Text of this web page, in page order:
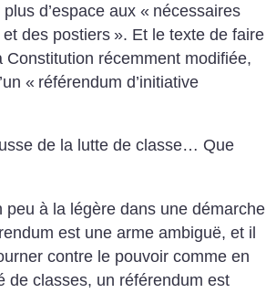
d’espace aux « nécessaires
des postiers ». Et le texte de faire
Constitution récemment modifiée,
« référendum d’initiative
de la lutte de classe… Que
peu à la légère dans une démarche
est une arme ambiguë, et il
contre le pouvoir comme en
de classes, un référendum est